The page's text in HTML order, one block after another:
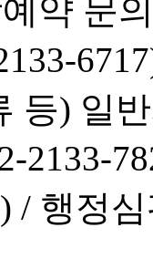
약 문
등) 일
2133-
/ 행정심